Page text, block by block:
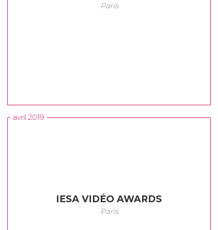
Paris
avril 2019
IESA VIDÉO AWARDS
Paris